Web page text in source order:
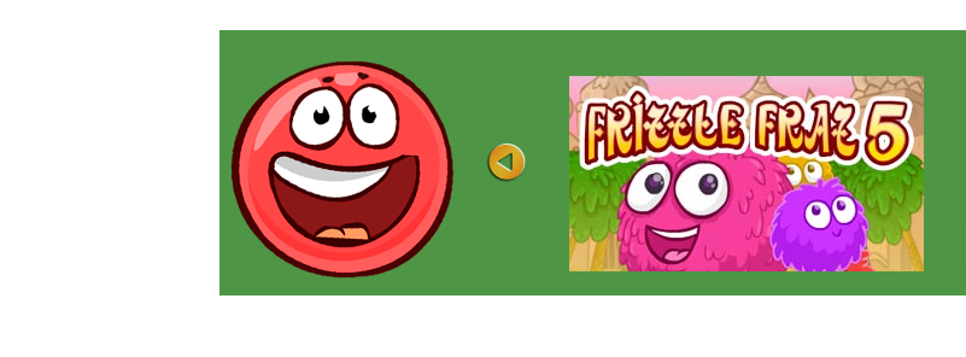
RED BALL FOREVER 2
Ocjena
Igrao 10K
Uzbudljiv platformer na kojem morate
završiti razine, skupljati zvijezde i
pobjeđivati ...
IGRAJ SADA